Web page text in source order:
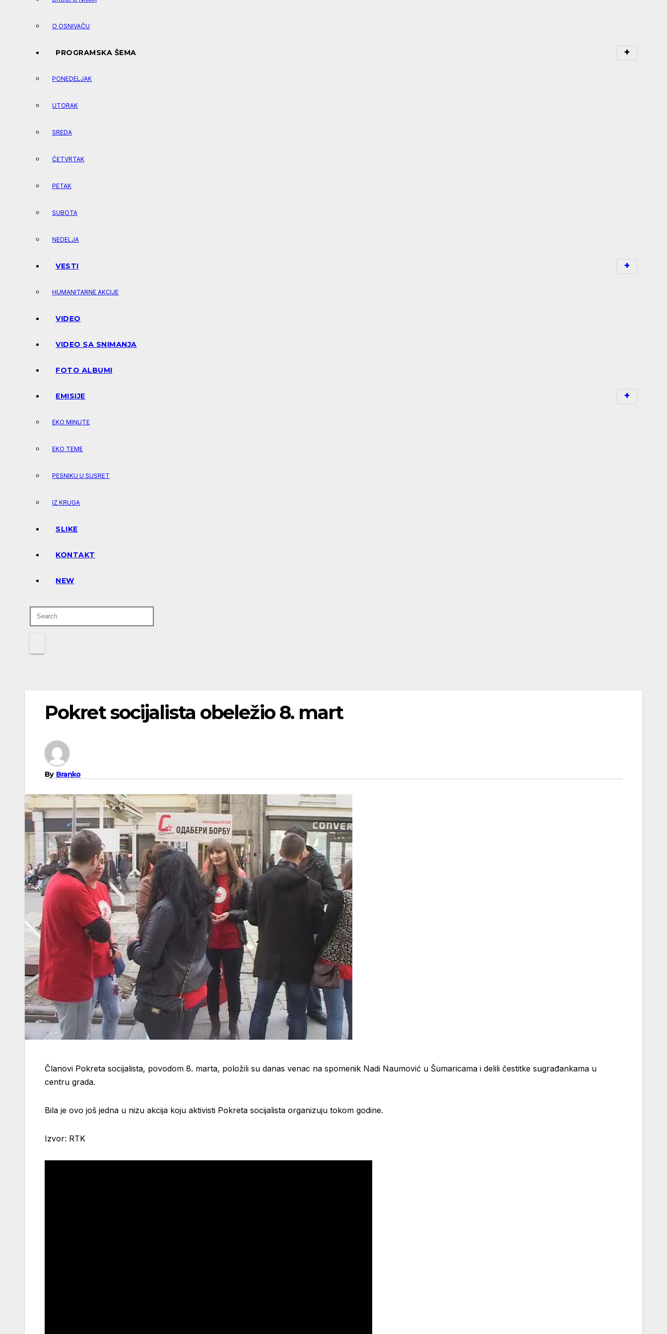
O OSNIVAČU
PROGRAMSKA ŠEMA
PONEDELJAK
UTORAK
SREDA
ČETVRTAK
PETAK
SUBOTA
NEDELJA
VESTI
HUMANITARNE AKCIJE
VIDEO
VIDEO SA SNIMANJA
FOTO ALBUMI
EMISIJE
EKO MINUTE
EKO TEME
PESNIKU U SUSRET
IZ KRUGA
SLIKE
KONTAKT
NEW
Pokret socijalista obeležio 8. mart
By Branko
Članovi Pokreta socijalista, povodom 8. marta, položili su danas venac na spomenik Nadi Naumović u Šumaricama i delili čestitke sugrađankama u
centru grada.
Bila je ovo još jedna u nizu akcija koju aktivisti Pokreta socijalista organizuju tokom godine.
Izvor: RTK